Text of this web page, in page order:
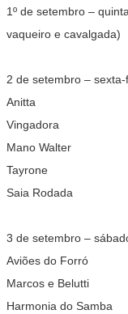
1º de setembro –
vaqueiro e cavalgada)
2 de setembro –
Anitta
Vingadora
Mano Walter
Tayrone
Saia Rodada
3 de setembro –
Aviões do Forró
Marcos e Belutti
Harmonia do Samba